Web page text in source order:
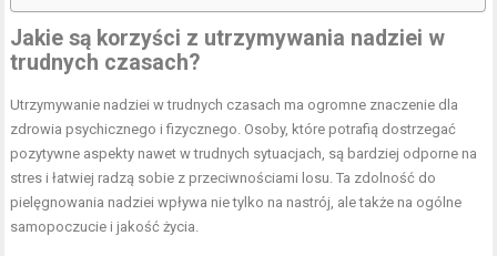
Jakie są korzyści z utrzymywania nadziei w
trudnych czasach?
Utrzymywanie nadziei w trudnych czasach ma ogromne znaczenie dla
zdrowia psychicznego i fizycznego. Osoby, które potrafią dostrzegać
pozytywne aspekty nawet w trudnych sytuacjach, są bardziej odporne na
stres i łatwiej radzą sobie z przeciwnościami losu. Ta zdolność do
pielęgnowania nadziei wpływa nie tylko na nastrój, ale także na ogólne
samopoczucie i jakość życia.